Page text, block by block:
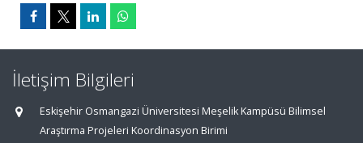
İletişim Bilgileri
Eskişehir Osmangazi Üniversitesi Meşelik Kampüsü Bilimsel
Araştırma Projeleri Koordinasyon Birimi